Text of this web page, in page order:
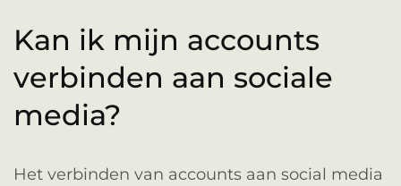
Kan ik mijn accounts
verbinden aan sociale
media?
Het verbinden van accounts aan social media